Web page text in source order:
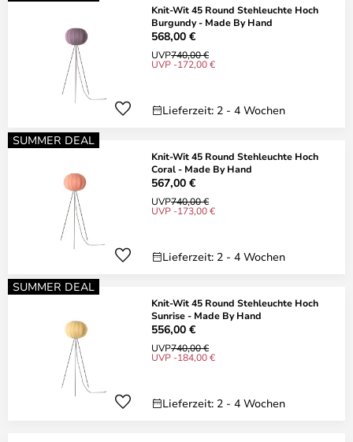
Knit-Wit 45 Round Stehleuchte Hoch
Burgundy - Made By Hand
568,00 €
UVP740,00 €
UVP -172,00 €
Lieferzeit: 2 - 4 Wochen
SUMMER DEAL
Knit-Wit 45 Round Stehleuchte Hoch
Coral - Made By Hand
567,00 €
UVP740,00 €
UVP -173,00 €
Lieferzeit: 2 - 4 Wochen
SUMMER DEAL
Knit-Wit 45 Round Stehleuchte Hoch
Sunrise - Made By Hand
556,00 €
UVP740,00 €
UVP -184,00 €
Lieferzeit: 2 - 4 Wochen